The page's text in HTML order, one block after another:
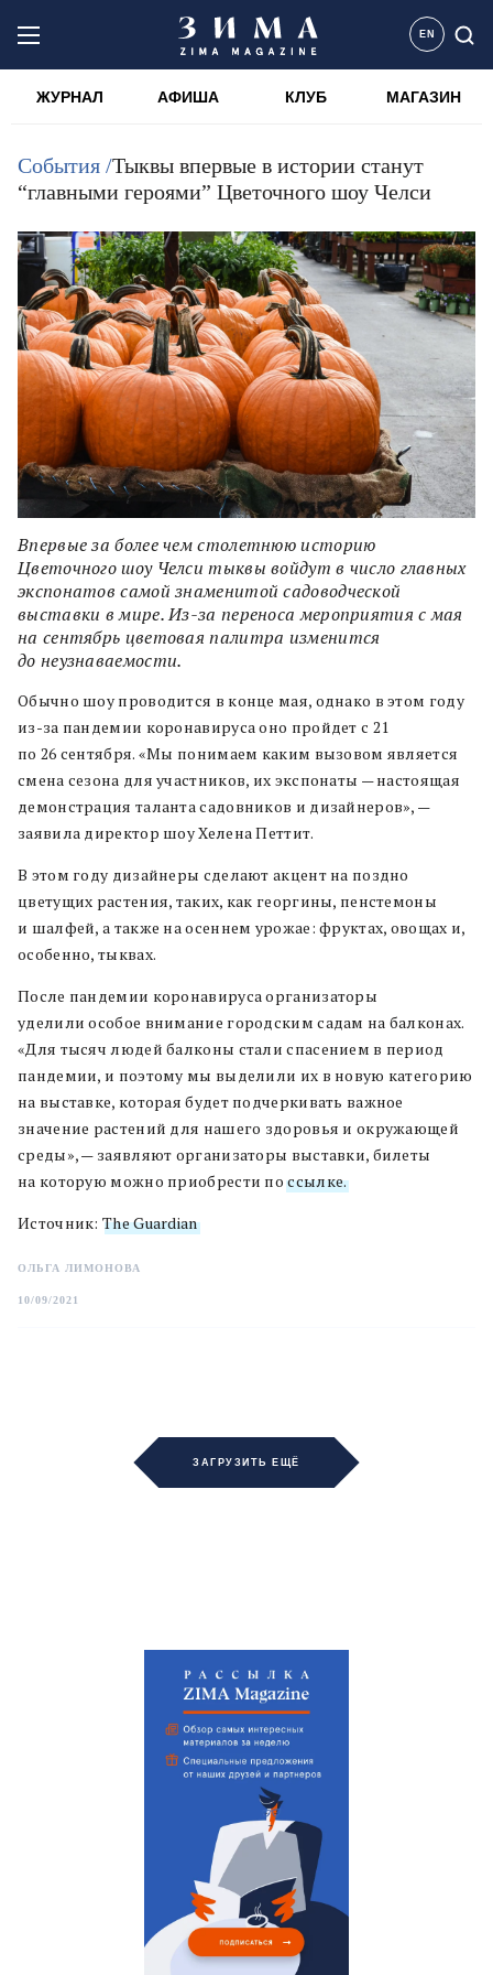
EN
ЖУРНАЛ АФИША КЛУБ МАГАЗИН
События /Тыквы впервые в истории станут
“главными героями” Цветочного шоу Челси
Впервые за более чем столетнюю историю
Цветочного шоу Челси тыквы войдут в число главных
экспонатов самой знаменитой садоводческой
выставки в мире. Из-за переноса мероприятия с мая
на сентябрь цветовая палитра изменится
до неузнаваемости.
Обычно шоу проводится в конце мая, однако в этом году
из-за пандемии коронавируса оно пройдет с 21
по 26 сентября. «Мы понимаем каким вызовом является
смена сезона для участников, их экспонаты — настоящая
демонстрация таланта садовников и дизайнеров», —
заявила директор шоу Хелена Петтит.
В этом году дизайнеры сделают акцент на поздно
цветущих растения, таких, как георгины, пенстемоны
и шалфей, а также на осеннем урожае: фруктах, овощах и,
особенно, тыквах.
После пандемии коронавируса организаторы
уделили особое внимание городским садам на балконах.
«Для тысяч людей балконы стали спасением в период
пандемии, и поэтому мы выделили их в новую категорию
на выставке, которая будет подчеркивать важное
значение растений для нашего здоровья и окружающей
среды», — заявляют организаторы выставки, билеты
на которую можно приобрести поссылке.
Источник: The Guardian
ОЛЬГА ЛИМОНОВА
10/09/2021
ЗАГРУЗИТЬ ЕЩЁ